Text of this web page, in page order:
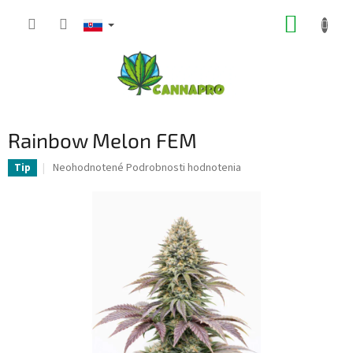
Rainbow Melon FEM
Tip
Priemerné
Neohodnotené Podrobnosti hodnotenia